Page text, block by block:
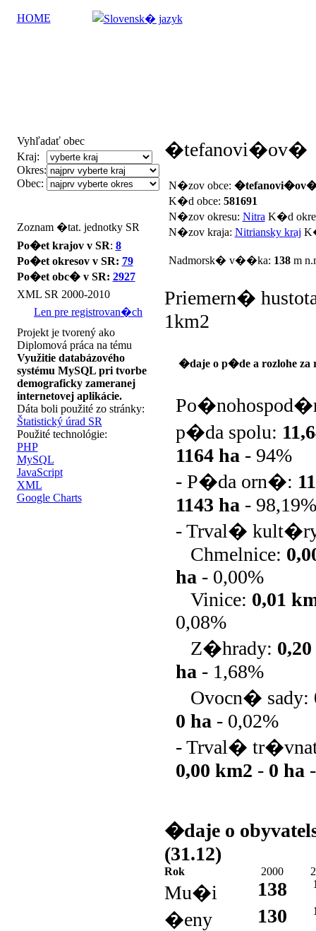
HOME
Vyhľadať obec
Kraj:
Okres:
Obec:
Zoznam �tat. jednotky SR
Po�et krajov v SR: 8
Po�et okresov v SR: 79
Po�et obc� v SR: 2927
XML SR 2000-2010
Len pre registrovan�ch
Projekt je tvorený ako
Diplomová práca na tému
Využitie databázového
systému MySQL pri tvorbe
demograficky zameranej
internetovej aplikácie.
Dáta boli použité zo stránky:
Štatistický úrad SR
Použité technológie:
PHP
MySQL
JavaScript
XML
Google Charts
�tefanovi�ov�
N�zov obce:
K�d obce: 581691
N�zov okresu: Nitra K�d
N�zov kraja: Nitriansky kraj
Nadmorsk� v��ka: 138m
Priemern�
1km2
�daje o p�de a rozlohe za
p�da spolu:
1164 ha - 94%
- P�da orn�:
1143 ha - 98,19%
- Trval�
Chmelnice:
ha - 0,00%
Vinice: 0,01
0,08%
Z�hrady:
ha - 1,68%
Ovocn� sady:
0 ha - 0,02%
- Trval�
0,00 km2 - 0 ha
�daje o
(31.12)
Rok 2000
Mu�i 138
�eny 130